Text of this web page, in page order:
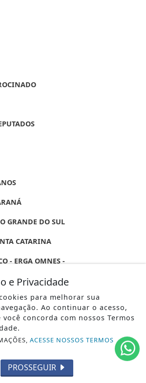
GRANDE DO SUL
CATARINA
- ERGA OMNES -
WELL
e Privacidade
para melhorar sua
Ao continuar o acesso,
concorda com nossos Termos
ACESSE NOSSOS TERMOS
PROSSEGUIR